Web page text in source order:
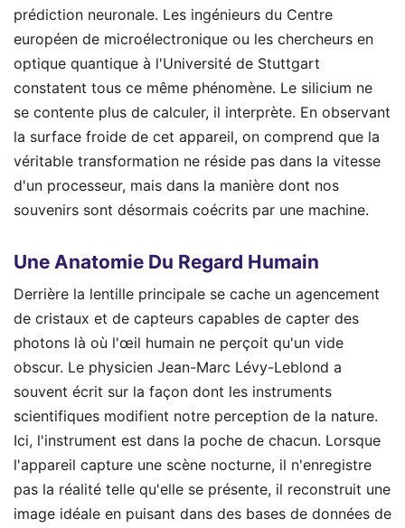
prédiction neuronale. Les ingénieurs du Centre
européen de microélectronique ou les chercheurs en
optique quantique à l'Université de Stuttgart
constatent tous ce même phénomène. Le silicium ne
se contente plus de calculer, il interprète. En observant
la surface froide de cet appareil, on comprend que la
véritable transformation ne réside pas dans la vitesse
d'un processeur, mais dans la manière dont nos
souvenirs sont désormais coécrits par une machine.
Une Anatomie Du Regard Humain
Derrière la lentille principale se cache un agencement
de cristaux et de capteurs capables de capter des
photons là où l'œil humain ne perçoit qu'un vide
obscur. Le physicien Jean-Marc Lévy-Leblond a
souvent écrit sur la façon dont les instruments
scientifiques modifient notre perception de la nature.
Ici, l'instrument est dans la poche de chacun. Lorsque
l'appareil capture une scène nocturne, il n'enregistre
pas la réalité telle qu'elle se présente, il reconstruit une
image idéale en puisant dans des bases de données de